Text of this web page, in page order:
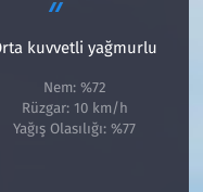
kuvvetli yağmurlu
Nem: %72
Rüzgar: 10 km/h
Yağış Olasılığı: %77